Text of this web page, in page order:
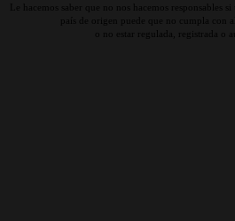
Le hacemos saber que no nos hacemos responsables
país de origen puede que no cumpla con
o no estar regulada, registrada o